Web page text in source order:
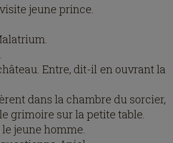
jeune prince.
Entre, dit-il en ouvrant la
dans la chambre du sorcier,
grimoire sur la petite table.
jeune homme.